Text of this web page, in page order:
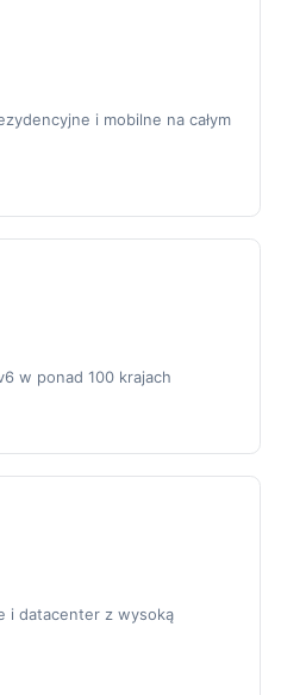
i mobilne na całym
w ponad 100 krajach
i datacenter z wysoką